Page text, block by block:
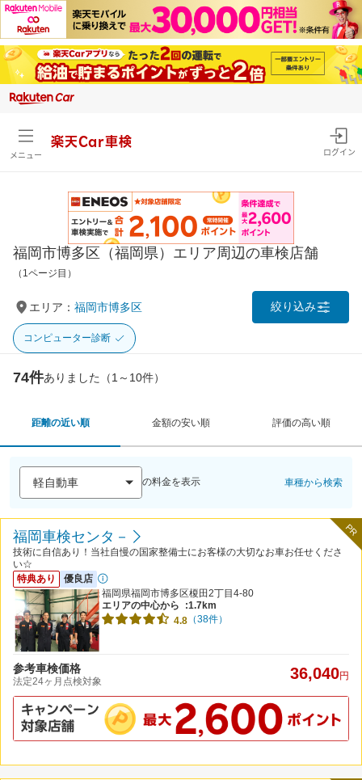
メニュー
楽天Car車検
ログイン
福岡市博多区（福岡県）エリア周辺の車検店舗
（1ページ目）
エリア： 福岡市博多区 絞り込み
コンピューター診断
74件ありました（1～10件）
距離の近い順 金額の安い順 評価の高い順
の料金を表示 車種から検索
PR
福岡車検センタ－
技術に自信あり！当社自慢の国家整備士にお客様の大切なお車お任せくださ
い☆
特典あり
優良店
福岡県福岡市博多区榎田2丁目4-80
エリアの中心から
:1.7km
4.8 （38件）
参考車検価格
法定24ヶ月点検対象 36,040円